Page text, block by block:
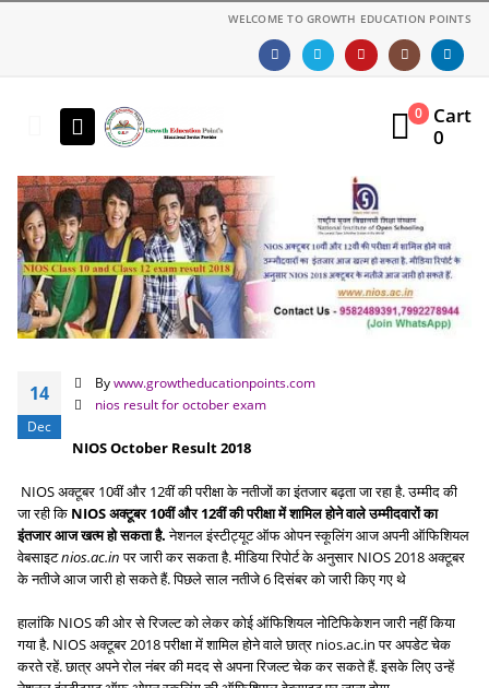
WELCOME TO GROWTH EDUCATION POINTS
0
Cart
0
14
Dec
By www.growtheducationpoints.com
nios result for october exam
NIOS October Result 2018
NIOS अक्टूबर 10वीं और 12वीं की परीक्षा के नतीजों का इंतजार बढ़ता जा रहा है. उम्मीद की
जा रही कि NIOSअक्टूबर10वीं और12वीं की परीक्षा में शामिल होने वाले उम्मीदवारों का
इंतजारआज खत्म हो सकता है.नेशनल इंस्टीट्यूट ऑफ ओपन स्कूलिंग आज अपनी ऑफिशियल
वेबसाइटnios.ac.inपर जारी कर सकता है. मीडिया रिपोर्ट के अनुसार NIOS 2018 अक्टूबर
के नतीजे आज जारी हो सकते हैं. पिछले साल नतीजे 6 दिसंबर को जारी किए गए थे
हालांकि NIOS की ओर से रिजल्ट को लेकर कोई ऑफिशियल नोटिफिकेशन जारी नहीं किया
गया है. NIOS अक्टूबर 2018 परीक्षा में शामिल होने वाले छात्र nios.ac.in पर अपडेट चेक
करते रहें. छात्र अपने रोल नंबर की मदद से अपना रिजल्ट चेक कर सकते हैं. इसके लिए उन्हें